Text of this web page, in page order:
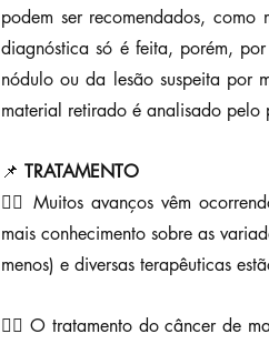
podem ser recomendados,
diagnóstica só é feita, porém,
nódulo ou da lesão suspeita por
material retirado é analisado
📌 TRATAMENTO
👉🏼 Muitos avanços vêm
mais conhecimento sobre as
menos) e diversas terapêuticas
👉🏼 O tratamento do câncer de